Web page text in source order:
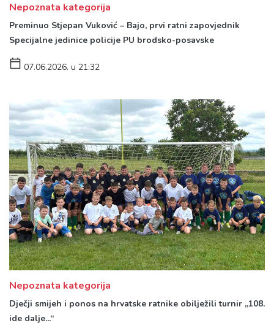
Nepoznata kategorija
Preminuo Stjepan Vuković – Bajo, prvi ratni zapovjednik
Specijalne jedinice policije PU brodsko-posavske
07.06.2026. u 21:32
Nepoznata kategorija
Dječji smijeh i ponos na hrvatske ratnike obilježili turnir „108.
ide dalje...“